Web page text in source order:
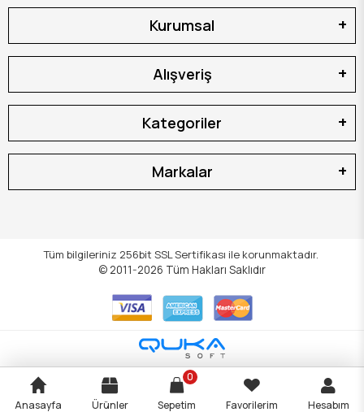
Kurumsal
Alışveriş
Kategoriler
Markalar
Tüm bilgileriniz 256bit SSL Sertifikası ile korunmaktadır.
© 2011-2026 Tüm Hakları Saklıdır
Anasayfa Ürünler Sepetim
0
Favorilerim Hesabım